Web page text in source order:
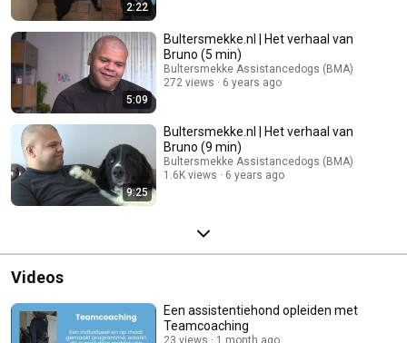
2:22
5:09
Bultersmekke.nl | Het verhaal van
Bruno (5 min)
Bultersmekke Assistancedogs (BMA)
272 views
6 years ago
9:25
Bultersmekke.nl | Het verhaal van
Bruno (9 min)
Bultersmekke Assistancedogs (BMA)
1.6K views
6 years ago
Videos
Een assistentiehond opleiden met
Teamcoaching
23 views 1 month ago